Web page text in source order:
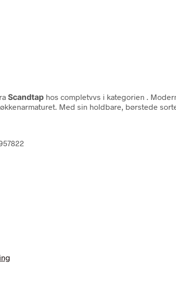
Scandtap hos completvvs i kategorien
.
Med sin holdbare, børstede